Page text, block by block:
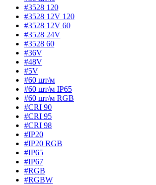
#3528 120
#3528 12V 120
#3528 12V 60
#3528 24V
#3528 60
#36V
#48V
#5V
#60 шт/м
#60 шт/м IP65
#60 шт/м RGB
#CRI 90
#CRI 95
#CRI 98
#IP20
#IP20 RGB
#IP65
#IP67
#RGB
#RGBW